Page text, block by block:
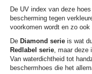
De UV index van deze
bescherming tegen
voorkomen wordt en zo
De Diamond serie is wat
Redlabel serie, maar deze
Van waterdichtheid tot
beschermhoes die het